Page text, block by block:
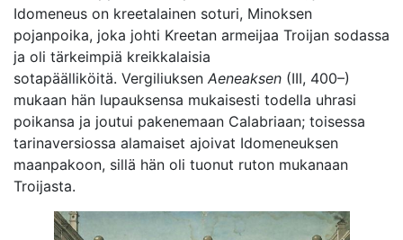
Idomeneus on kreetalainen soturi, Minoksen
pojanpoika, joka johti Kreetan armeijaa Troijan sodassa
ja oli tärkeimpiä kreikkalaisia
sotapäälliköitä. Vergiliuksen Aeneaksen (III, 400–)
mukaan hän lupauksensa mukaisesti todella uhrasi
poikansa ja joutui pakenemaan Calabriaan; toisessa
tarinaversiossa alamaiset ajoivat Idomeneuksen
maanpakoon, sillä hän oli tuonut ruton mukanaan
Troijasta.